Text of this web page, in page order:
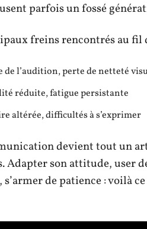
parfois un fossé
freins rencontrés au fil
de l’audition, perte de netteté
réduite, fatigue persistante
altérée, difficultés à s’exprimer
devient tout un
Adapter son attitude, user
de patience : voilà